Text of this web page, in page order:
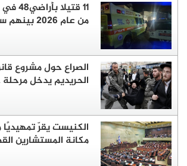
11 قتيلا
من عام 2026 بينهم سيدة
الصراع حول مشروع
الحريديم يدخل
الكنيست يقرّ
مكانة المستشارين